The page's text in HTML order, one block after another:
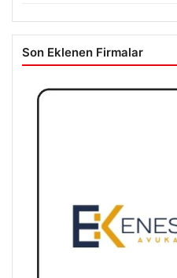
Son Eklenen Firmalar